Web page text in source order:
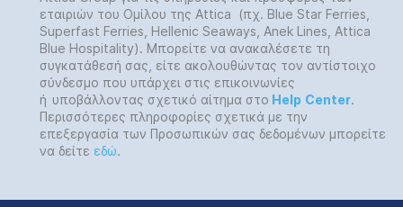
εταιριών του Ομίλου της Attica (πχ. Blue Star Ferries,
Superfast Ferries, Hellenic Seaways, Anek Lines, Attica
Blue Hospitality). Μπορείτε να ανακαλέσετε τη
συγκατάθεσή σας, είτε ακολουθώντας τον αντίστοιχο
σύνδεσμο που υπάρχει στις επικοινωνίες
ή υποβάλλοντας σχετικό αίτημα στο Help Center.
Περισσότερες πληροφορίες σχετικά με την
επεξεργασία των Προσωπικών σας δεδομένων μπορείτε
να δείτε εδώ.